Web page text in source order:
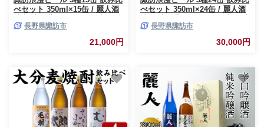
べセット 350ml×15缶 / 麗人酒
ビール クラフトビール 飲み比
べ しらかば ケルシュ りんどう
アルト くろゆり スタウト 信州
長野県諏訪市
21,000円
べセット 350ml×24缶 / 麗人酒
ビール クラフトビール 飲み比
べ しらかば ケルシュ りんどう
アルト くろゆり スタウト 信州
長野県諏訪市
30,000円